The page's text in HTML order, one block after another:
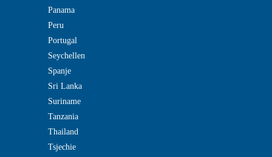
Panama
Peru
Portugal
Seychellen
Spanje
Sri Lanka
Suriname
Tanzania
Thailand
Tsjechie